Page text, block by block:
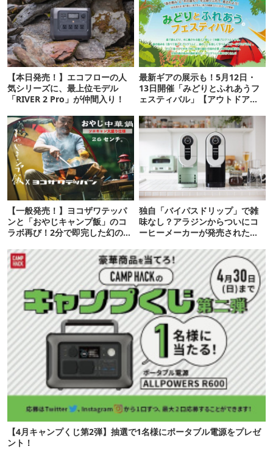
【本日発売！】エコフローの人
気シリーズに、最上位モデル
「RIVER 2 Pro」が仲間入り！
最新ギアの展示も！5月12日・
13日開催「みどりとふれあうフ
ェスティバル」【アウトドア通
【一般発売！】ヨコザワテッパ
ンと「おやじキャンプ飯」のコ
ラボ再び！2分で即完した幻の中
ウトドアな暮らし】
独自「バイパスドリップ」で雑
味なし？アラジンからついにコ
ーヒーメーカーが発売されたぞ
【4月キャンプくじ第2弾】抽選で1名様にポータブル電源をプレゼ
ント！